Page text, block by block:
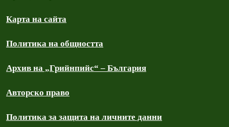
Карта на сайта
Политика на общността
Архив на „Грийнпийс“ – България
Авторско право
Политика за защита на личните данни